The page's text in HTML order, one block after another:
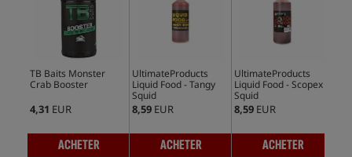
TB Baits Monster
Crab Booster
4,31 EUR
ACHETER
UltimateProducts
Liquid Food - Tangy
Squid
8,59 EUR
ACHETER
UltimateProducts
Liquid Food - Scopex
Squid
8,59 EUR
ACHETER